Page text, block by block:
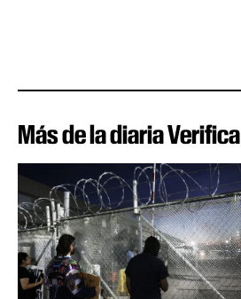
Más de la diaria Verifica